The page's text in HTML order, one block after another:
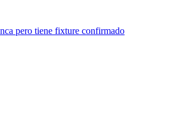
pero tiene fixture confirmado